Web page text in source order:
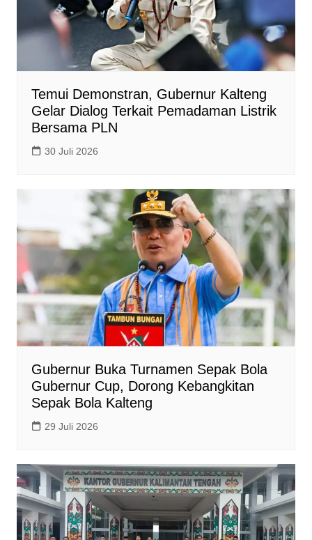
Temui Demonstran, Gubernur Kalteng
Gelar Dialog Terkait Pemadaman Listrik
Bersama PLN
30 Juli 2026
Gubernur Buka Turnamen Sepak Bola
Gubernur Cup, Dorong Kebangkitan
Sepak Bola Kalteng
29 Juli 2026